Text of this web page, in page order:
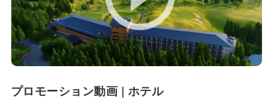
プロモーション動画 | ホテル